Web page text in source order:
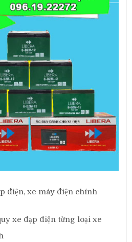
điện, xe máy điện chính
xe đạp điện từng loại xe